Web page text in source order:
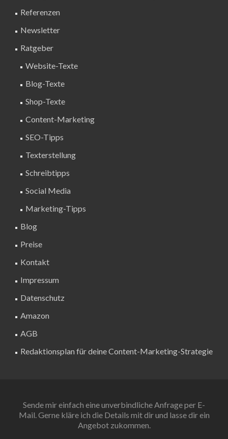
Referenzen
Newsletter
Ratgeber
Website-Texte
Blog-Texte
Shop-Texte
Content-Marketing
SEO-Tipps
Texterstellung
Schreibtipps
Social Media
Marketing-Tipps
Blog
Preise
Kontakt
Impressum
Datenschutz
Amazon
AGB
Redaktionsplan für deine Content-Marketing-Strategie
Sende mir einfach eine unverbindliche Anfrage per E-
Mail. Gerne kläre ich die Details mit dir und lasse dir ein
Angebot zukommen.